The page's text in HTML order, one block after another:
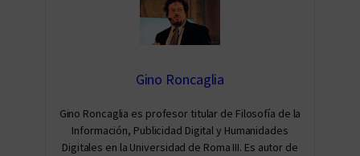
Gino Roncaglia
Gino Roncaglia es profesor titular de Filosofía de la
Información, Publicidad Digital y Humanidades
Digitales en la Universidad de Roma III. Es autor de